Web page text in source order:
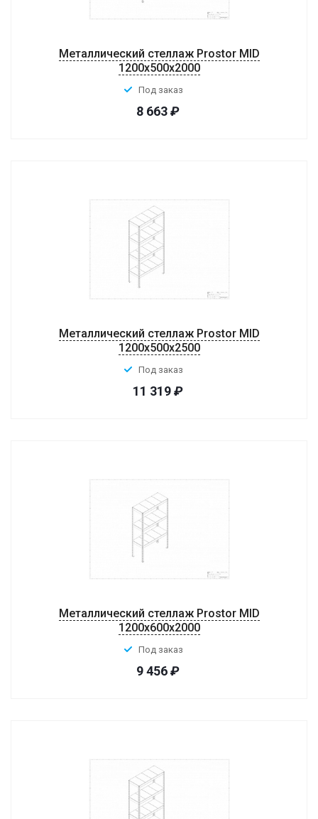
Металлический стеллаж Prostor MID
1200x500x2000
Под заказ
8 663₽
Металлический стеллаж Prostor MID
1200x500x2500
Под заказ
11 319₽
Металлический стеллаж Prostor MID
1200x600x2000
Под заказ
9 456₽